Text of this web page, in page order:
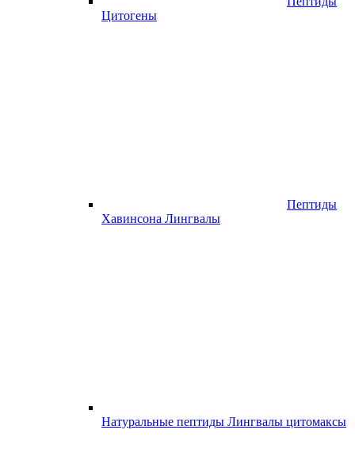
Цитогены
Пептиды
Хавинсона Лингвалы
Натуральные пептиды Лингвалы цитомаксы